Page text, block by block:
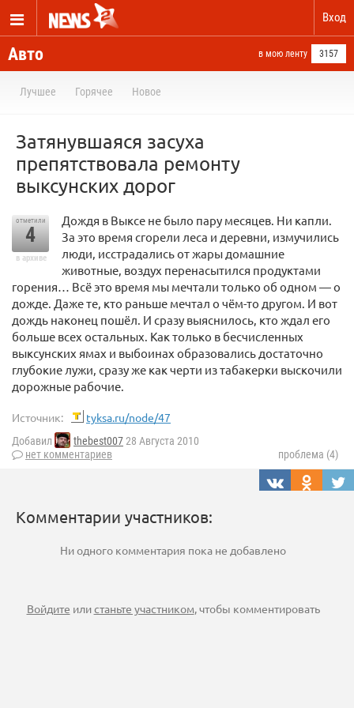
Вход
Авто в мою ленту 3157
Лучшее Горячее Новое
Затянувшаяся засуха
препятствовала ремонту
выксунских дорог
отметили
4
в архиве
Дождя в Выксе не было пару месяцев. Ни капли.
За это время сгорели леса и деревни, измучились
люди, исстрадались от жары домашние
животные, воздух перенасытился продуктами
горения… Всё это время мы мечтали только об одном — о
дожде. Даже те, кто раньше мечтал о чём-то другом. И вот
дождь наконец пошёл. И сразу выяснилось, кто ждал его
больше всех остальных. Как только в бесчисленных
выксунских ямах и выбоинах образовались достаточно
глубокие лужи, сразу же как черти из табакерки выскочили
дорожные рабочие.
Источник: tyksa.ru/node/47
Добавил thebest00728 Августа 2010
нет комментариев
проблема (4)
Комментарии участников:
Ни одного комментария пока не добавлено
Войдите илистаньте участником, чтобы комментировать